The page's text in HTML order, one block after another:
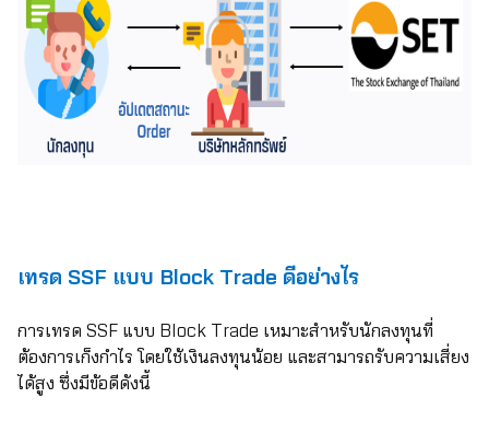
เทรด SSF แบบ Block Trade ดีอย่างไร
การเทรดSSF แบบ Block Trade เหมาะสำหรับนักลงทุนที่
ต้องการเก็งกำไร โดยใช้เงินลงทุนน้อย และสามารถรับความเสี่ยง
ได้สูง ซึ่งมีข้อดีดังนี้